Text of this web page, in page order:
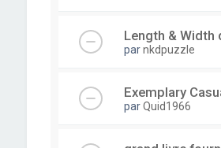
Length & Width
parnkdpuzzle
Exemplary
parQuid1966